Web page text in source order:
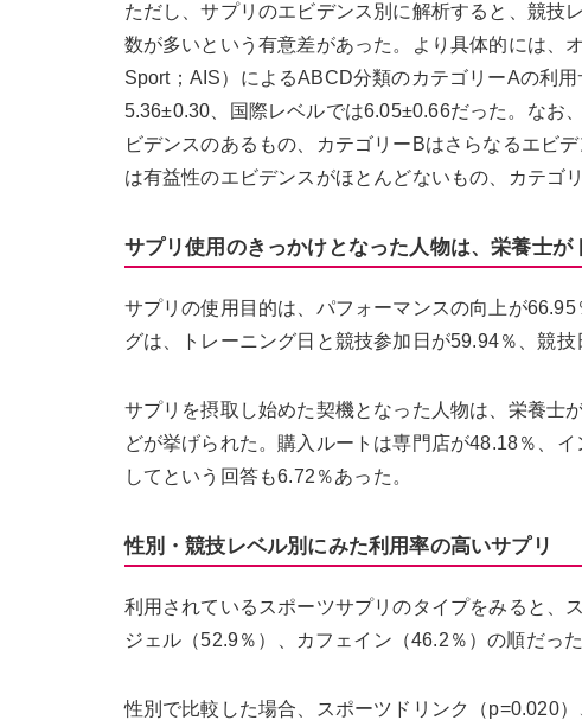
ただし、サプリのエビデンス別に解析すると、競技
数が多いという有意差があった。より具体的には、
Sport；AIS）によるABCD分類のカテゴリーAの利
5.36±0.30、国際レベルでは6.05±0.66だった。なお
ビデンスのあるもの、カテゴリーBはさらなるエビ
は有益性のエビデンスがほとんどないもの、カテゴ
サプリ使用のきっかけとなった人物は、栄養士が
サプリの使用目的は、パフォーマンスの向上が
グは、トレーニング日と競技参加日が59.94％、競
サプリを摂取し始めた契機となった人物は、栄養士
どが挙げられた。購入ルートは専門店が48.18％、
してという回答も6.72％あった。
性別・競技レベル別にみた利用率の高いサプリ
利用されているスポーツサプリのタイプをみると、
ジェル（52.9％）、カフェイン（46.2％）の順だった
性別で比較した場合、スポーツドリンク（p=0.020